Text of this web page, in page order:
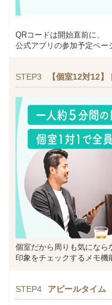
QRコードは開始直前に、
公式アプリの参加予定ペー
STEP3 【個室12対12
個室だから周りも気になら
印象をチェックするメモ機
STEP4 アピールタイム